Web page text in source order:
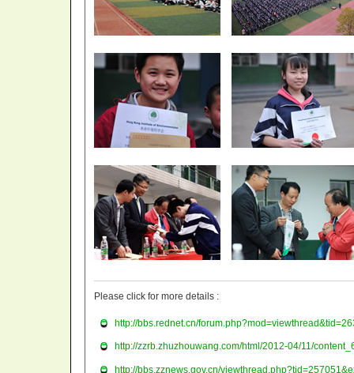
Please click for more details :
http://bbs.rednet.cn/
http://zzrb.zhuzhouwang.com/html/2012-04/11/
http://bbs.zznews.gov.cn/